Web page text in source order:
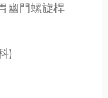
幽門螺旋桿
)